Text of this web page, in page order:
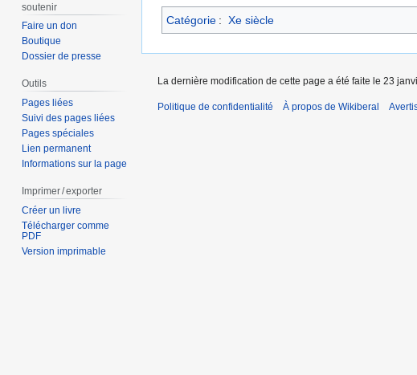
Catégorie : Xe siècle
soutenir
Faire un don
Boutique
Dossier de presse
Outils
Pages liées
Suivi des pages liées
Pages spéciales
Lien permanent
Informations sur la page
Imprimer / exporter
Créer un livre
Télécharger comme
PDF
Version imprimable
La dernière modification de cette page a été faite le 23
Politique de confidentialité À propos de Wikiberal